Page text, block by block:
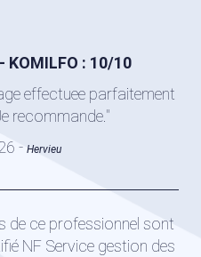
KOMILFO : 10/10
effectuee parfaitement
recommande."
- Hervieu
de ce professionnel sont
NF Service gestion des